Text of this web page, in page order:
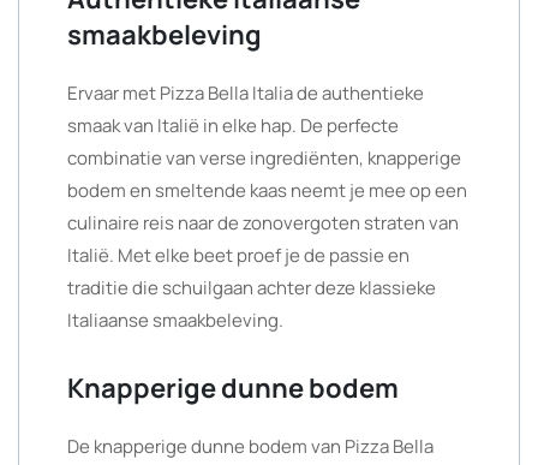
smaakbeleving
Ervaar met Pizza Bella Italia de authentieke
smaak van Italië in elke hap. De perfecte
combinatie van verse ingrediënten, knapperige
bodem en smeltende kaas neemt je mee op een
culinaire reis naar de zonovergoten straten van
Italië. Met elke beet proef je de passie en
traditie die schuilgaan achter deze klassieke
Italiaanse smaakbeleving.
Knapperige dunne bodem
De knapperige dunne bodem van Pizza Bella